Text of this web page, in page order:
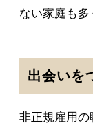
ない家庭も多
出会いを
非正規雇用の